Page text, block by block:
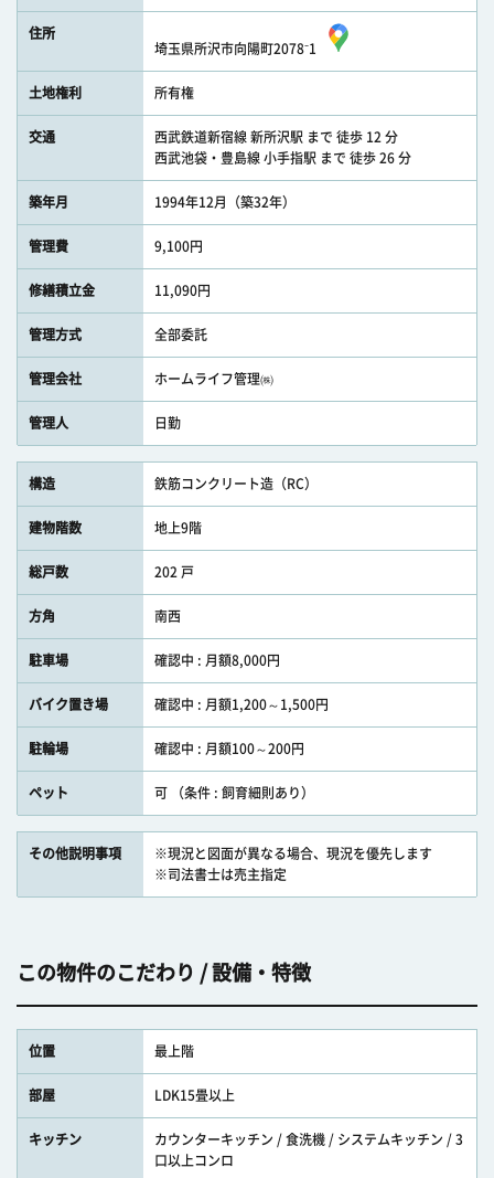
住所
埼玉県所沢市向陽町2078⁻1
土地権利 所有権
交通
西武鉄道新宿線 新所沢駅 まで 徒歩 12 分
西武池袋・豊島線 小手指駅 まで 徒歩 26 分
築年月 1994年12月（築32年）
管理費 9,100円
修繕積立金 11,090円
管理方式 全部委託
管理会社 ホームライフ管理㈱
管理人 日勤
構造 鉄筋コンクリート造（RC）
建物階数 地上9階
総戸数 202 戸
方角 南西
駐車場 確認中 : 月額8,000円
バイク置き場 確認中 : 月額1,200～1,500円
駐輪場 確認中 : 月額100～200円
ペット 可 （条件 : 飼育細則あり）
その他説明事項
※現況と図面が異なる場合、現況を優先します
※司法書士は売主指定
この物件のこだわり / 設備・特徴
位置 最上階
部屋 LDK15畳以上
キッチン
カウンターキッチン / 食洗機 / システムキッチン / 3
口以上コンロ